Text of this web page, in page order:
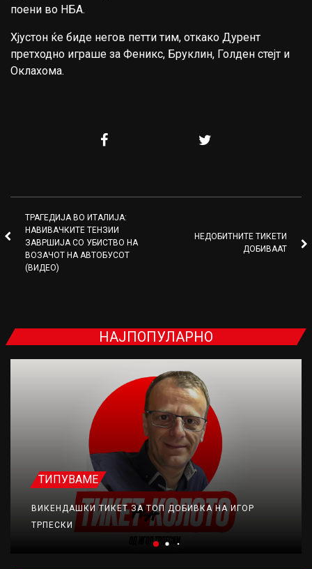
поени во НБА.
Хјустон ќе биде негов петти тим, откако Дурент
претходно играше за Феникс, Бруклин, Голден стејт и
Оклахома.
ТРАГЕДИЈА ВО ИТАЛИЈА:
НАВИВАЧКИТЕ ТЕНЗИИ
ЗАВРШИЈА СО УБИСТВО НА
ВОЗАЧОТ НА АВТОБУСОТ
(ВИДЕО)
НЕДОБИТНИТЕ ТИКЕТИ
ДОБИВААТ
НАЈПОПУЛАРНО
ТИПУВАМЕ
ВИКЕНДАШКИ ТИКЕТ ЗА ТОП ДОБИВКА НА ИГОР
ТРПЕСКИ